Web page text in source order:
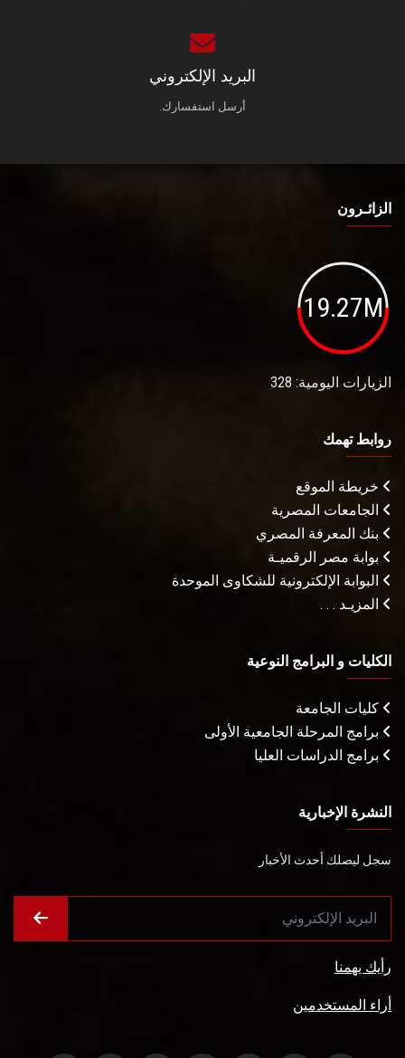
البريد الإلكتروني
أرسل استفسارك.
الزائـرون
19.27M
الزيارات اليومية: 328
روابط تهمك
خريطة الموقع
الجامعات المصرية
بنك المعرفة المصري
بوابة مصر الرقميـة
البوابة الإلكترونية للشكاوى الموحدة
المزيـد . . .
الكليات و البرامج النوعية
كليات الجامعة
برامج المرحلة الجامعية الأولى
برامج الدراسات العليا
النشرة الإخبارية
سجل ليصلك أحدث الأخبار
رأيك يهمنا
أراء المستخدمين